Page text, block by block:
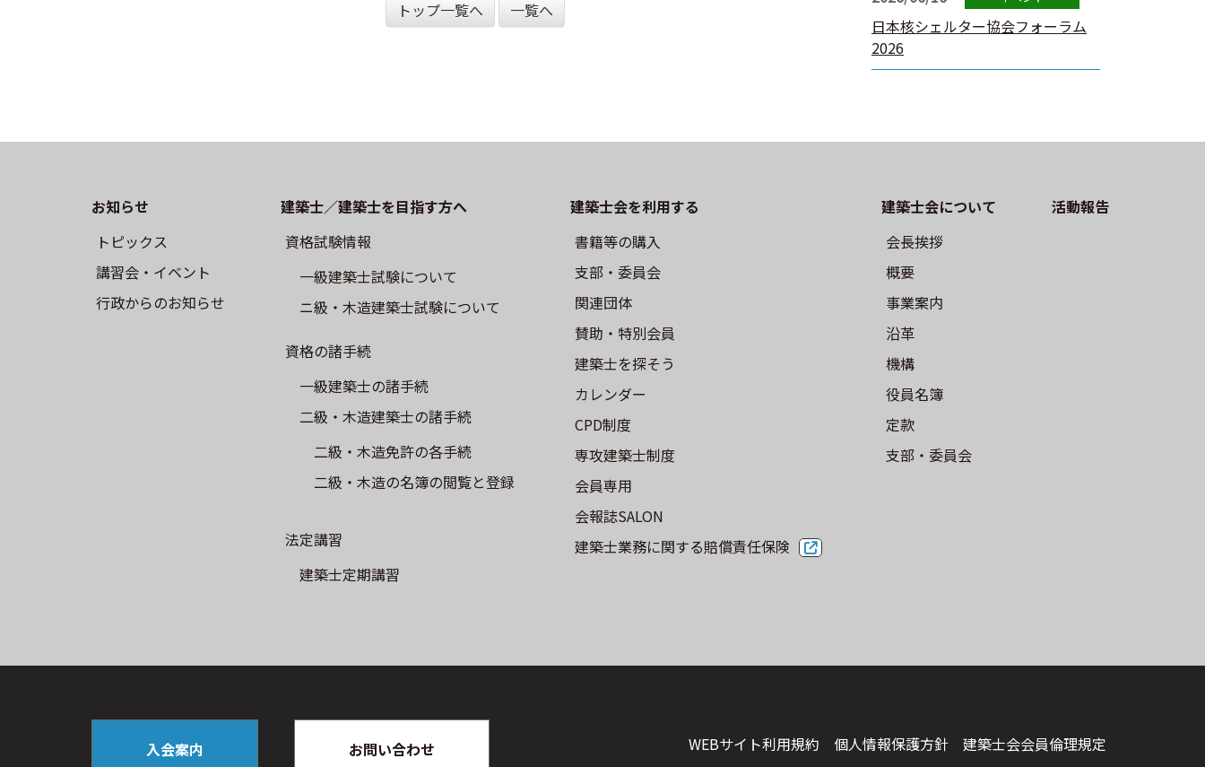
トップ一覧へ 一覧へ
日本核シェルター協会フォーラム
2026
お知らせ
トピックス
講習会・イベント
⾏政からのお知らせ
建築士／建築士を目指す方へ
資格試験情報
⼀級建築⼠試験について
ニ級・⽊造建築⼠試験について
資格の諸手続
一級建築士の諸手続
二級・木造建築士の諸手続
二級・木造免許の各手続
二級・木造の名簿の閲覧と登録
法定講習
建築士定期講習
建築士会を利用する
書籍等の購⼊
⽀部・委員会
関連団体
賛助・特別会員
建築士を探そう
カレンダー
CPD制度
専攻建築士制度
会員専用
会報誌SALON
建築士業務に関する賠償責任保険
建築⼠会について
会長挨拶
概要
事業案内
沿革
機構
役員名簿
定款
⽀部・委員会
活動報告
入会案内 お問い合わせ WEBサイト利⽤規約 個人情報保護方針 建築⼠会会員倫理規定